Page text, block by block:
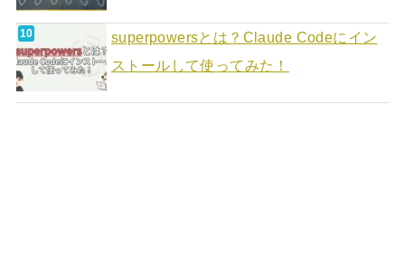
superpowersとは？Claude Codeにイン
ストールして使ってみた！